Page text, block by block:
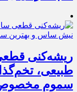
ریشه‌کنی
طبیعی،
سموم